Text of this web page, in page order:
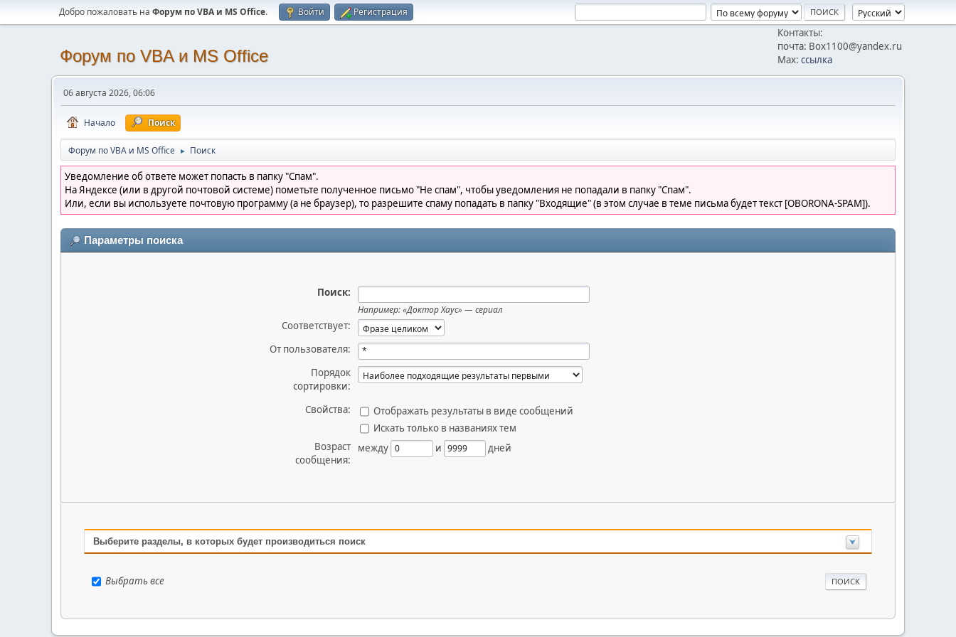
Добро пожаловать на Форум по VBA и MS Office. Войти Регистрация
Форум по VBA и MS Office
Контакты:
почта: Box1100@yandex.ru
Max: ссылка
06 августа 2026, 06:06
Начало Поиск
Форум по VBA и MS Office ► Поиск
Уведомление об ответе может попасть в папку "Спам".
На Яндексе (или в другой почтовой системе) пометьте полученное письмо "Не спам", чтобы уведомления не попадали в папку "Спам".
Или, если вы используете почтовую программу (а не браузер), то разрешите спаму попадать в папку "Входящие" (в этом случае в теме письма будет текст [OBORONA-SPAM]).
Параметры поиска
Поиск:
Например:«Доктор Хаус» — сериал
Соответствует:
От пользователя:
Порядок
сортировки:
Свойства:
Отображать результаты в виде сообщений
Искать только в названиях тем
Возраст
сообщения:
между и дней
Выберите разделы, в которых будет производиться поиск
Выбрать все